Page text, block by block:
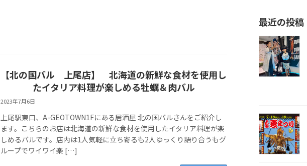
【北の国バル 上尾店】 北海道の新鮮な食材を使用し
たイタリア料理が楽しめる牡蠣＆肉バル
2023年7月6日
上尾駅東口、A-GEOTOWN1Fにある居酒屋 北の国バルさんをご紹介し
ます。こちらのお店は北海道の新鮮な食材を使用したイタリア料理が楽
しめるバルです。店内は1人気軽に立ち寄るも2人ゆっくり語り合うもグ
ループでワイワイ楽 […]
最近の投稿